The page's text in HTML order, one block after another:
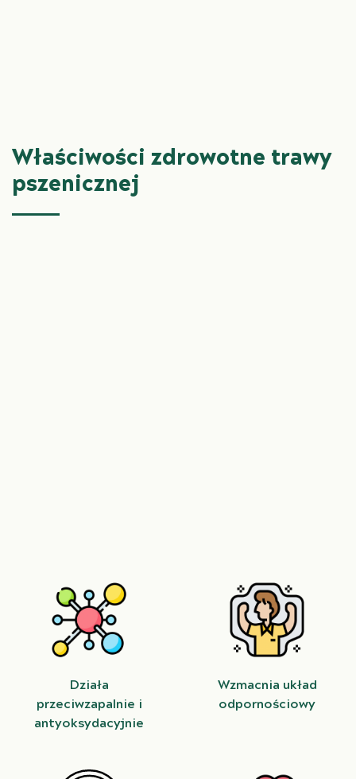
Właściwości zdrowotne trawy
pszenicznej
Działa
przeciwzapalnie i
antyoksydacyjnie
Wzmacnia układ
odpornościowy